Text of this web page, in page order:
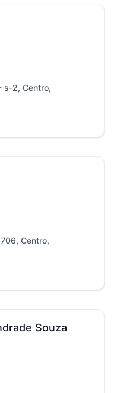
s-2, Centro,
Centro,
Souza